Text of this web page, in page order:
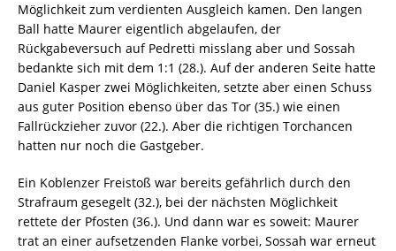
Möglichkeit zum verdienten Ausgleich kamen. Den langen
Ball hatte Maurer eigentlich abgelaufen, der
Rückgabeversuch auf Pedretti misslang aber und Sossah
bedankte sich mit dem 1:1 (28.). Auf der anderen Seite hatte
Daniel Kasper zwei Möglichkeiten, setzte aber einen Schuss
aus guter Position ebenso über das Tor (35.) wie einen
Fallrückzieher zuvor (22.). Aber die richtigen Torchancen
hatten nur noch die Gastgeber.
Ein Koblenzer Freistoß war bereits gefährlich durch den
Strafraum gesegelt (32.), bei der nächsten Möglichkeit
rettete der Pfosten (36.). Und dann war es soweit: Maurer
trat an einer aufsetzenden Flanke vorbei, Sossah war erneut